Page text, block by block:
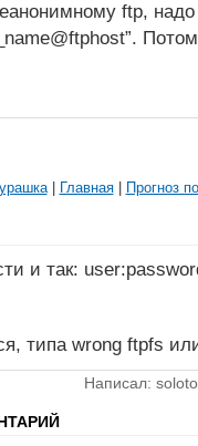
ftp,
| Главная| Прогноз
и так:
типа wrong ftpfs
Написал: